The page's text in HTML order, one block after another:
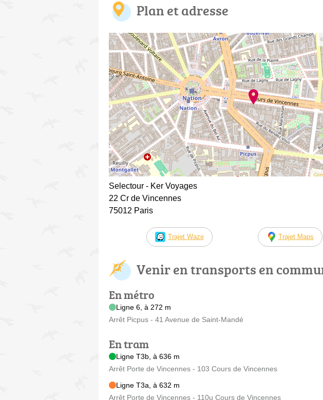
Plan et adresse
Selectour - Ker Voyages
22 Cr de Vincennes
75012 Paris
Trajet Waze Trajet Maps
Venir en transports en
En métro
Ligne 6, à 272 m
Arrêt Picpus - 41 Avenue de Saint-Mandé
En tram
Ligne T3b, à 636 m
Arrêt Porte de Vincennes - 103 Cours de Vincennes
Ligne T3a, à 632 m
Arrêt Porte de Vincennes - 110u Cours de Vincennes